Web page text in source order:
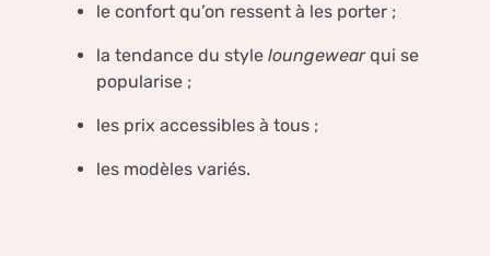
le confort qu’on ressent à les porter ;
la tendance du style loungewearqui se
popularise ;
les prix accessibles à tous ;
les modèles variés.